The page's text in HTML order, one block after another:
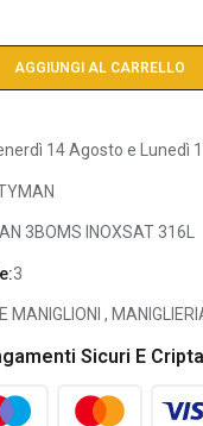
AGGIUNGI AL CARRELLO
14 Agosto e Lunedì
3BOMS INOXSAT 316L
3
MANIGLIONI ,
Sicuri E
Dei Cookie
tecniche, statistiche e di
in quasiasi momento
utilizziamo i cookie visita